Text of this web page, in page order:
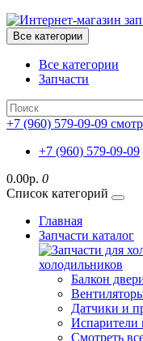
Все категории
Все категории
Запчасти
+7 (960) 579-09-09
+7 (960) 579-09-09
0.00р. 0
Список категорий
Главная
Запчасти каталог
холодильников
Балкон
Датчики и
Испарители
Смотреть